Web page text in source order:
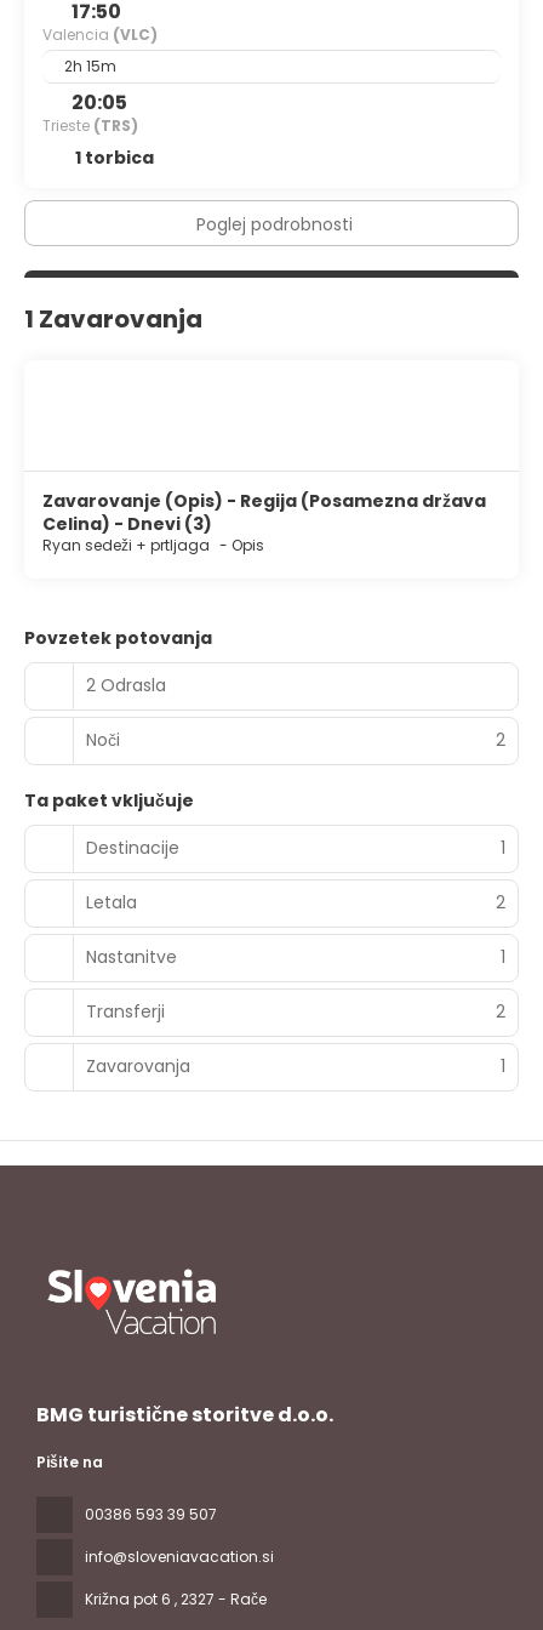
17:50
Valencia (VLC)
2h 15m
20:05
Trieste (TRS)
1 torbica
Poglej podrobnosti
1 Zavarovanja
Zavarovanje (Opis) - Regija (Posamezna država
Celina) - Dnevi (3)
Ryan sedeži + prtljaga - Opis
Povzetek potovanja
2 Odrasla
Noči 2
Ta paket vključuje
Destinacije
1
Letala 2
Nastanitve 1
Transferji 2
Zavarovanja 1
BMG turistične storitve d.o.o.
Pišite na
00386 593 39 507
info@sloveniavacation.si
Križna pot 6 , 2327 - Rače